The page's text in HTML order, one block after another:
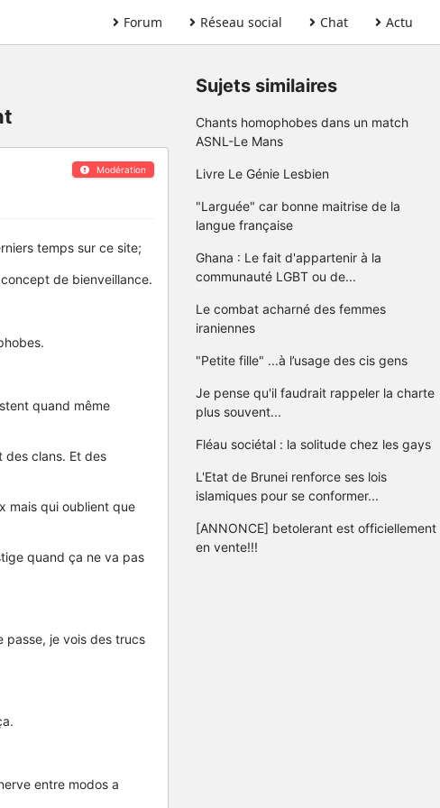
Forum Réseau social Chat Actu
Modération
temps sur ce site;
de bienveillance.
quand même
des clans. Et des
mais qui oublient que
quand ça ne va pas
passe, je vois des trucs
entre modos a
Sujets similaires
Chants homophobes dans un match
ASNL-Le Mans
Livre Le Génie Lesbien
"Larguée" car bonne maitrise de la
langue française
Ghana : Le fait d'appartenir à la
communauté LGBT ou de...
Le combat acharné des femmes
iraniennes
"Petite fille" ...à l’usage des cis gens
Je pense qu'il faudrait rappeler la charte
plus souvent...
Fléau sociétal : la solitude chez les gays
L'Etat de Brunei renforce ses lois
islamiques pour se conformer...
[ANNONCE] betolerant est officiellement
en vente!!!